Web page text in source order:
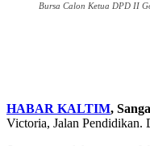
Bursa Calon Ketua DPD II
HABAR KALTIM,
Victoria, Jalan Pendidikan.